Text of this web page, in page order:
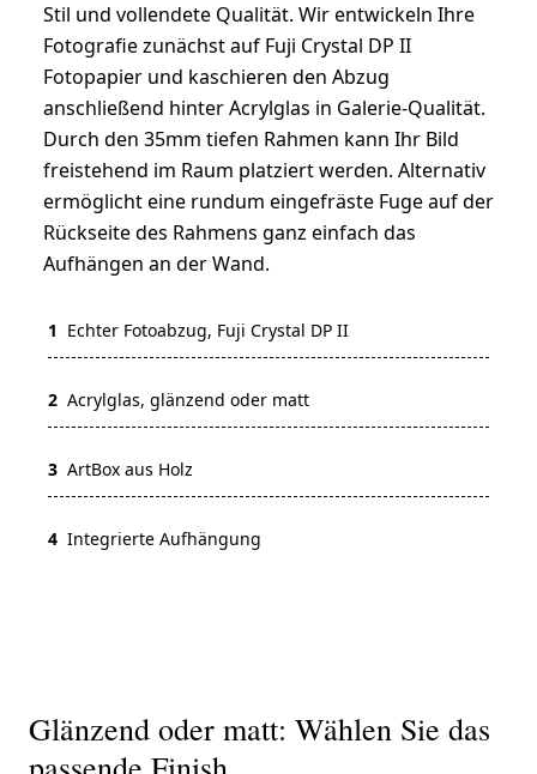
Stil und vollendete Qualität. Wir entwickeln Ihre
Fotografie zunächst auf Fuji Crystal DP II
Fotopapier und kaschieren den Abzug
anschließend hinter Acrylglas in Galerie-Qualität.
Durch den 35mm tiefen Rahmen kann Ihr Bild
freistehend im Raum platziert werden. Alternativ
ermöglicht eine rundum eingefräste Fuge auf der
Rückseite des Rahmens ganz einfach das
Aufhängen an der Wand.
1 Echter Fotoabzug, Fuji Crystal DP II
2 Acrylglas, glänzend oder matt
3 ArtBox aus Holz
4 Integrierte Aufhängung
Glänzend oder matt: Wählen Sie das